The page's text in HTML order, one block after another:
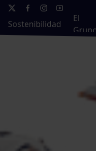
Sostenibilidad
El